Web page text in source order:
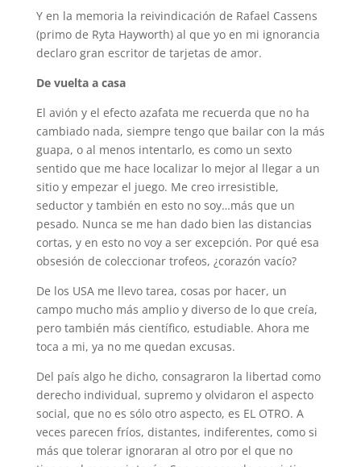
Y en la memoria la reivindicación de Rafael Cassens
(primo de Ryta Hayworth) al que yo en mi ignorancia
declaro gran escritor de tarjetas de amor.
De vuelta a casa
El avión y el efecto azafata me recuerda que no ha
cambiado nada, siempre tengo que bailar con la más
guapa, o al menos intentarlo, es como un sexto
sentido que me hace localizar lo mejor al llegar a un
sitio y empezar el juego. Me creo irresistible,
seductor y también en esto no soy…más que un
pesado. Nunca se me han dado bien las distancias
cortas, y en esto no voy a ser excepción. Por qué esa
obsesión de coleccionar trofeos, ¿corazón vacío?
De los USA me llevo tarea, cosas por hacer, un
campo mucho más amplio y diverso de lo que creía,
pero también más científico, estudiable. Ahora me
toca a mi, ya no me quedan excusas.
Del país algo he dicho, consagraron la libertad como
derecho individual, supremo y olvidaron el aspecto
social, que no es sólo otro aspecto, es EL OTRO. A
veces parecen fríos, distantes, indiferentes, como si
más que tolerar ignoraran al otro por el que no